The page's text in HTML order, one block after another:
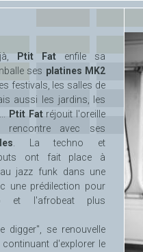
Ptit Fatenfile sa
ses platines MK2
festivals, les salles de
aussi les jardins, les
Ptit Fatréjouit l'oreille
avec ses
. La techno et
ont fait place à
jazz funk dans une
une prédilection pour
et l'afrobeat plus
digger", se renouvelle
d'explorer le